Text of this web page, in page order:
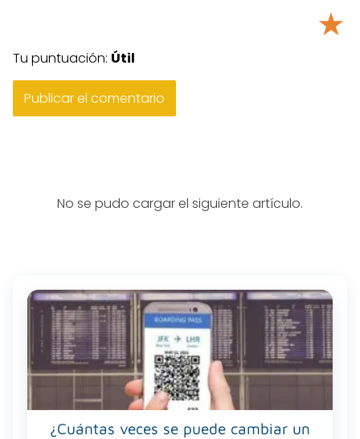
★
Tu puntuación: Útil
No se pudo cargar el siguiente artículo.
¿Cuántas veces se puede cambiar un